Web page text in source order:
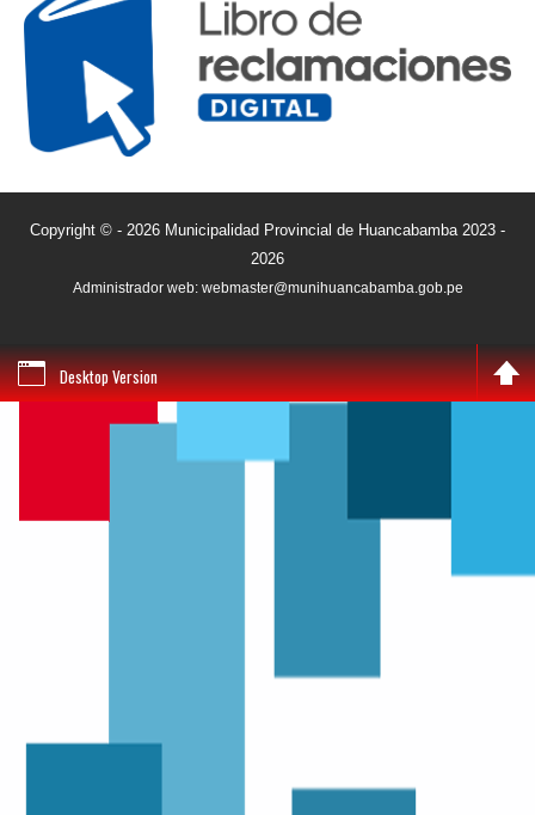
Copyright © - 2026 Municipalidad Provincial de Huancabamba 2023 -
2026
Administrador web: webmaster@munihuancabamba.gob.pe
Desktop Version